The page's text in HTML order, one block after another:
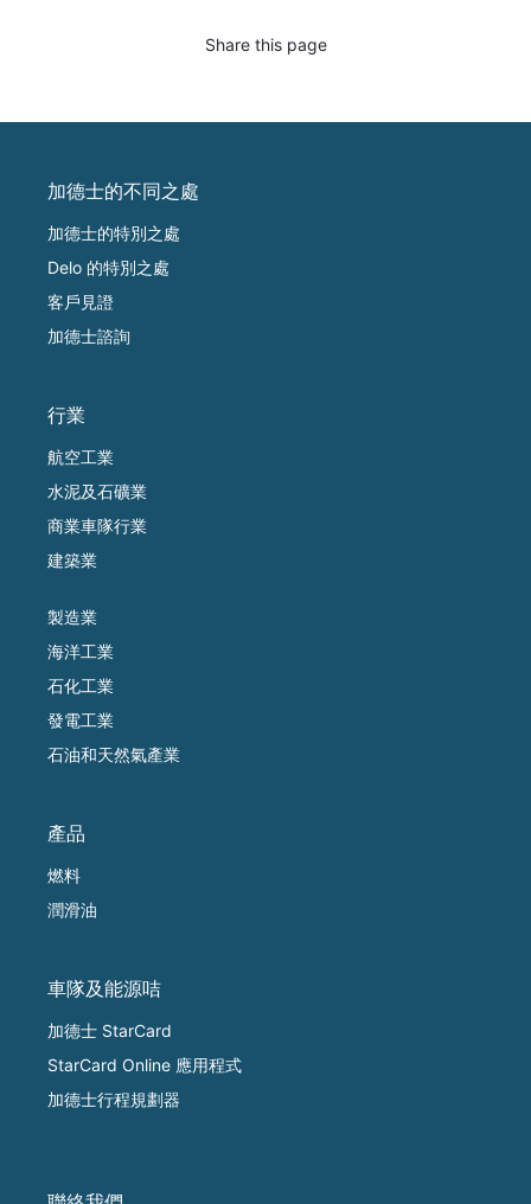
Share this page
加德士的不同之處
加德士的特別之處
Delo 的特別之處
客戶見證
加德士諮詢
行業
航空工業
水泥及石礦業
商業車隊行業
建築業
製造業
海洋工業
石化工業
發電工業
石油和天然氣產業
產品
燃料
潤滑油
車隊及能源咭
加德士 StarCard
StarCard Online 應用程式
加德士行程規劃器